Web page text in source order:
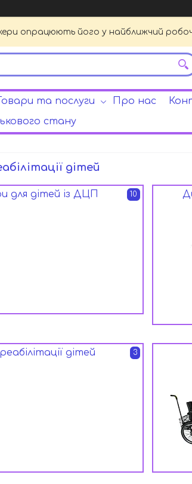
опрацюють його у найближчий
та послуги Про нас
стану
дітей
для дітей із ДЦП 10
дітей 3